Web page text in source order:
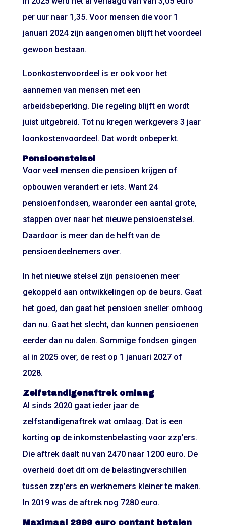
per uur naar 1,35. Voor mensen die voor 1
januari 2024 zijn aangenomen blijft het voordeel
gewoon bestaan.
Loonkostenvoordeel is er ook voor het
aannemen van mensen met een
arbeidsbeperking. Die regeling blijft en wordt
juist uitgebreid. Tot nu kregen werkgevers 3 jaar
loonkostenvoordeel. Dat wordt onbeperkt.
Pensioenstelsel
Voor veel mensen die pensioen krijgen of
opbouwen verandert er iets. Want 24
pensioenfondsen, waaronder een aantal grote,
stappen over naar het nieuwe pensioenstelsel.
Daardoor is meer dan de helft van de
pensioendeelnemers over.
In het nieuwe stelsel zijn pensioenen meer
gekoppeld aan ontwikkelingen op de beurs. Gaat
het goed, dan gaat het pensioen sneller omhoog
dan nu. Gaat het slecht, dan kunnen pensioenen
eerder dan nu dalen. Sommige fondsen gingen
al in 2025 over, de rest op 1 januari 2027 of
2028.
Zelfstandigenaftrek omlaag
Al sinds 2020 gaat ieder jaar de
zelfstandigenaftrek wat omlaag. Dat is een
korting op de inkomstenbelasting voor zzp’ers.
Die aftrek daalt nu van 2470 naar 1200 euro. De
overheid doet dit om de belastingverschillen
tussen zzp’ers en werknemers kleiner te maken.
In 2019 was de aftrek nog 7280 euro.
Maximaal 2999 euro contant betalen